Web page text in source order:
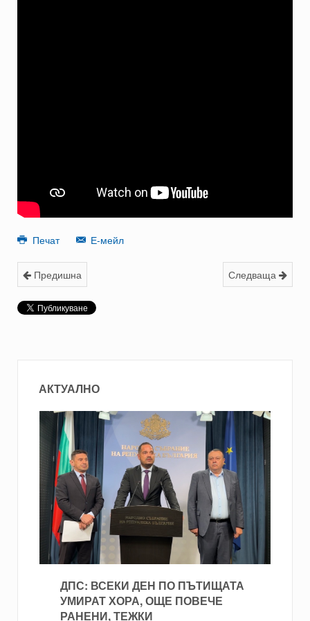
Печат Е-мейл
Предишна Следваща
АКТУАЛНО
ДПС: ВСЕКИ ДЕН ПО ПЪТИЩАТА
УМИРАТ ХОРА, ОЩЕ ПОВЕЧЕ
РАНЕНИ, ТЕЖКИ